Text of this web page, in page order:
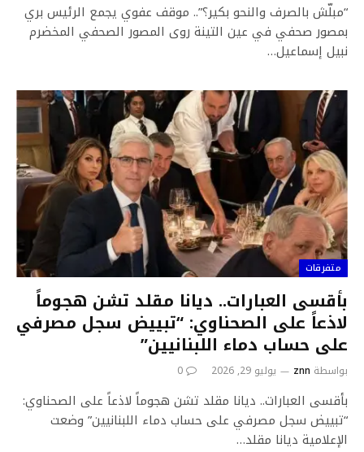
“مبلّش بالصرف والنحو بكير؟”.. موقف عفوي يجمع الرئيس بري
بمصور صحفي في عين التينة روى المصور الصحفي المخضرم
نبيل إسماعيل…
متفرقات
بأقسى العبارات.. ديانا مقلد تشن هجوماً
لاذعاً على الصحناوي: “تبييض سجل مصرفي
على حساب دماء اللبنانيين”
بواسطة znn يوليو 29, 2026 0
بأقسى العبارات.. ديانا مقلد تشن هجوماً لاذعاً على الصحناوي:
“تبييض سجل مصرفي على حساب دماء اللبنانيين” وضعت
الإعلامية ديانا مقلد…